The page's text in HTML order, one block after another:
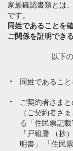
家族確認書類とは
です。
同姓であることを
ご関係を証明でき
以下
同姓であるこ
ご契約者さま
（ご契約者さ
る「住民票記
「戸籍謄 （抄
明書」 「住民